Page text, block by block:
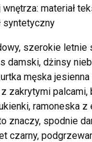
materiał
syntetyczny
szerokie letnie
damski, dżinsy
męska jesienna
z zakrytymi
ramoneska z
znaczy, spodnie
czarny,